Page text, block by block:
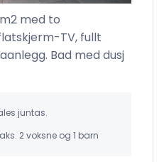
med to
TV, fullt
Bad med dusj
juntas.
2 voksne og 1 barn